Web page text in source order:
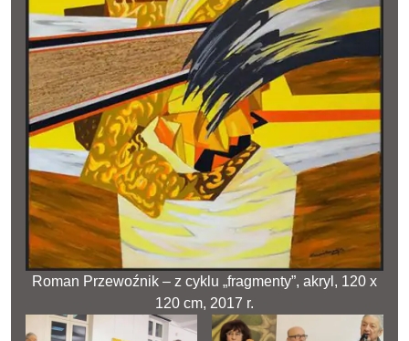
Roman Przewoźnik – z cyklu „fragmenty”, akryl, 120 x
120 cm, 2017 r.